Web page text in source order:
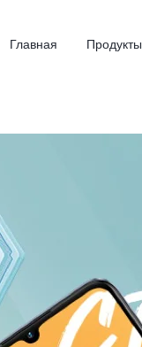
Главная Продукты